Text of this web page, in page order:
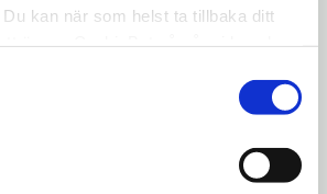
Du kan när som helst ta tillbaka ditt
läsa om hur kakorna används och
inhämtar och behandlar
hållbara Södertälje